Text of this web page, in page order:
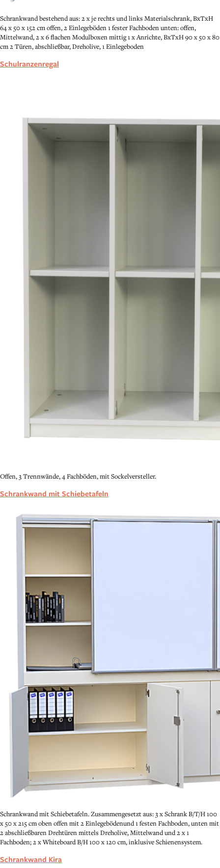
Schrankwand bestehend aus: 2 x je rechts und links Materialschrank, BxTxH
64 x 50 x 152 cm offen, 2 Einlegeböden 1 fester Fachboden unten: offen,
Mittelwand, 2 x 6 flachen Modulboxen mittig 1 x Anrichte, BxTxH 90 x 50 x 80
cm 2 Türen, abschließbar, Dreholive, 1 Einlegeboden
Schulranzenregal
Offen, 3 Trennwände, 4 Fachböden, mit Sockelversteller.
Schrankwand mit Schiebetafeln
Schrankwand mit Schiebetafeln. Zusammengesetzt aus: 3 x Schrank B/T/H 100
x 50 x 215 cm oben offen mit 2 Einlegebödenund 1 festen Fachboden, unten mit
2 abschließbaren Drehtüren mittels Dreholive, Mittelwand und 2 x 1
Fachboden; 2 x Whiteboard B/H 100 x 120 cm, inklusive Schienensystem.
Schrankwand Kira